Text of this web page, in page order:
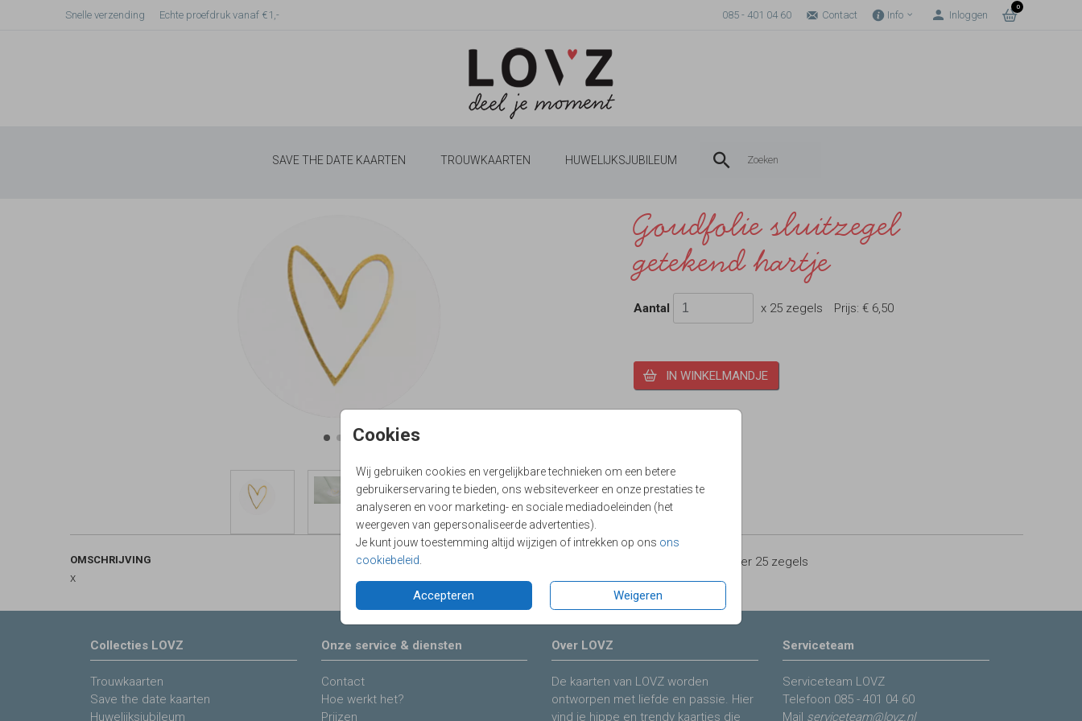
Snelle verzending Echte proefdruk vanaf €1,- 085 - 401 04 60 Contact Info Inloggen
0
SAVE THE DATE KAARTEN TROUWKAARTEN HUWELIJKSJUBILEUM
Cookies
Wij gebruiken cookies en vergelijkbare technieken om een betere
gebruikerservaring te bieden, ons websiteverkeer en onze prestaties te
analyseren en voor marketing- en sociale mediadoeleinden (het
weergeven van gepersonaliseerde advertenties).
Je kunt jouw toestemming altijd wijzigen of intrekken op ons ons
cookiebeleid.
Accepteren Weigeren
Goudfolie sluitzegel
getekend hartje
Aantal x 25 zegels Prijs: € 6,50
IN WINKELMANDJE
OMSCHRIJVING
x
per 25 zegels
Collecties LOVZ
Trouwkaarten
Save the date kaarten
Huwelijksjubileum
Onze service & diensten
Contact
Hoe werkt het?
Prijzen
Over LOVZ
De kaarten van LOVZ worden
ontworpen met liefde en passie. Hier
vind je hippe en trendy kaartjes die
Serviceteam
Serviceteam LOVZ
Telefoon 085 - 401 04 60
Mail serviceteam@lovz.nl